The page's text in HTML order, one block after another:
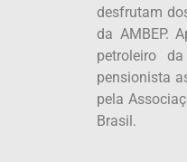
desfrutam
da AMBEP.
petroleiro
pensionista
pela
Brasil.